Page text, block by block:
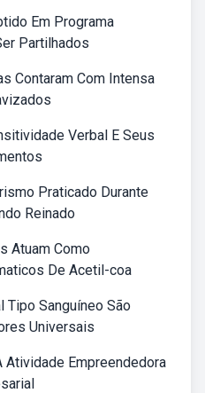
Em Programa
Partilhados
Contaram Com Intensa
Verbal E Seus
Praticado Durante
Reinado
Atuam Como
De Acetil-coa
Tipo Sanguíneo São
Universais
Atividade Empreendedora